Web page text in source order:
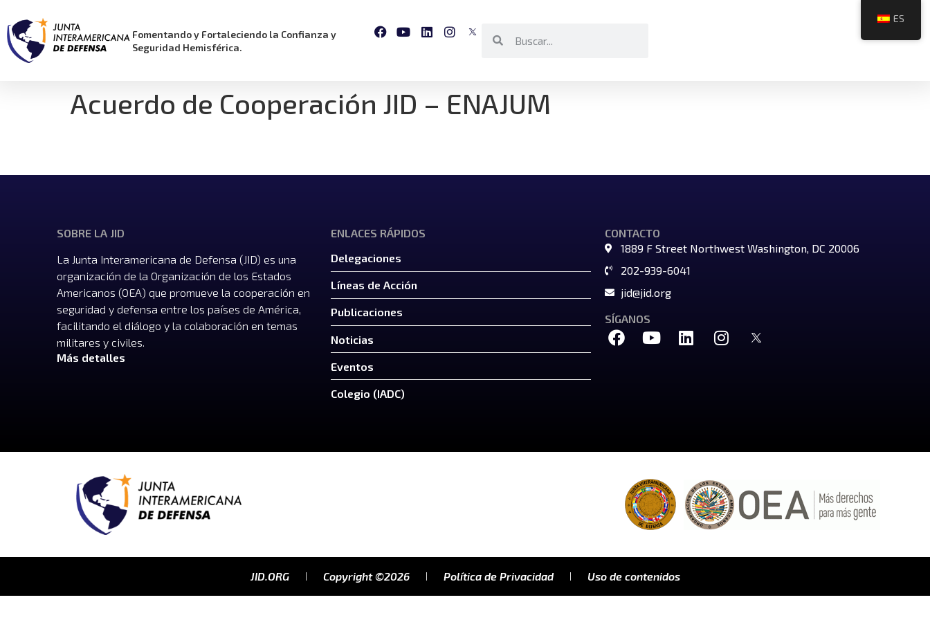
Fomentando y Fortaleciendo la Confianza y
Seguridad Hemisférica.
Acuerdo de Cooperación JID – ENAJUM
SOBRE LA JID
La Junta Interamericana de Defensa (JID) es una
organización de la Organización de los Estados
Americanos (OEA) que promueve la cooperación en
seguridad y defensa entre los países de América,
facilitando el diálogo y la colaboración en temas
militares y civiles.
Más detalles
ENLACES RÁPIDOS
Delegaciones
Líneas de Acción
Publicaciones
Noticias
Eventos
Colegio (IADC)
CONTACTO
1889 F Street Northwest Washington, DC 20006
202-939-6041
jid@jid.org
SÍGANOS
JID.ORG Copyright ©2026 Política de Privacidad Uso de contenidos
ES